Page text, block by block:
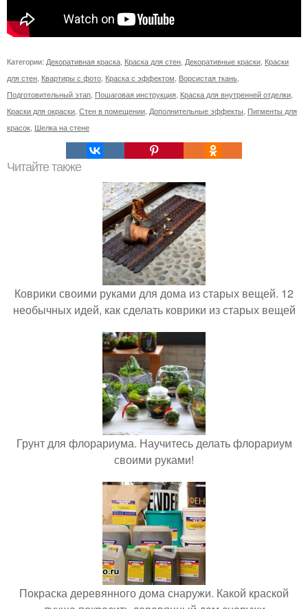
Категории: Декоративная краска Краска для стен Декоративные краски Краски
для стен Квартиры с фото Краска с эффектом Ворсистая ткань
Подготовительный этап Пошаговая инструкция Краска для внутренней отделки
Краски для окраски Стен в помещении Дополнительные эффекты Пигменты для
красок Шелка на стене
Читайте также
Коврики своими руками для дома из старых вещей. 12
необычных идей, как сделать коврики из старых вещей
Грунт для флорариума. Научитесь делать флорариум
своими руками!
Покраска деревянного дома снаружи. Какой краской